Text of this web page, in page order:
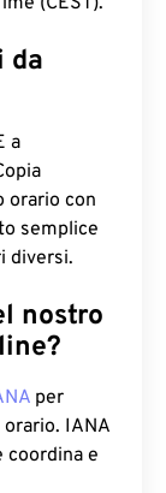
da
a
orario con
semplice
diversi.
nostro
per
IANA
coordina e